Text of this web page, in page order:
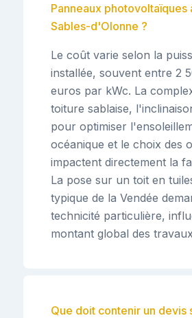
Panneaux photovoltaïques
Sables-d'Olonne ?
Le coût varie selon la
installée, souvent entre 2
euros par kWc. La
toiture sablaise,
pour optimiser
océanique et le choix des
impactent directement la
La pose sur un toit en
typique de la Vendée
technicité particulière,
montant global des
Que doit contenir un devis